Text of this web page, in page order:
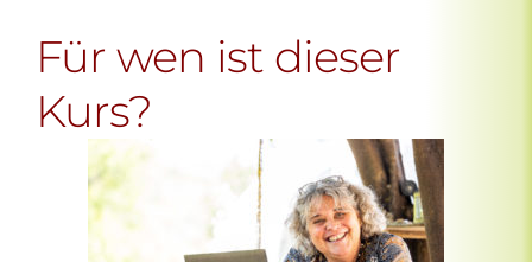
Für wen ist dieser
Kurs?